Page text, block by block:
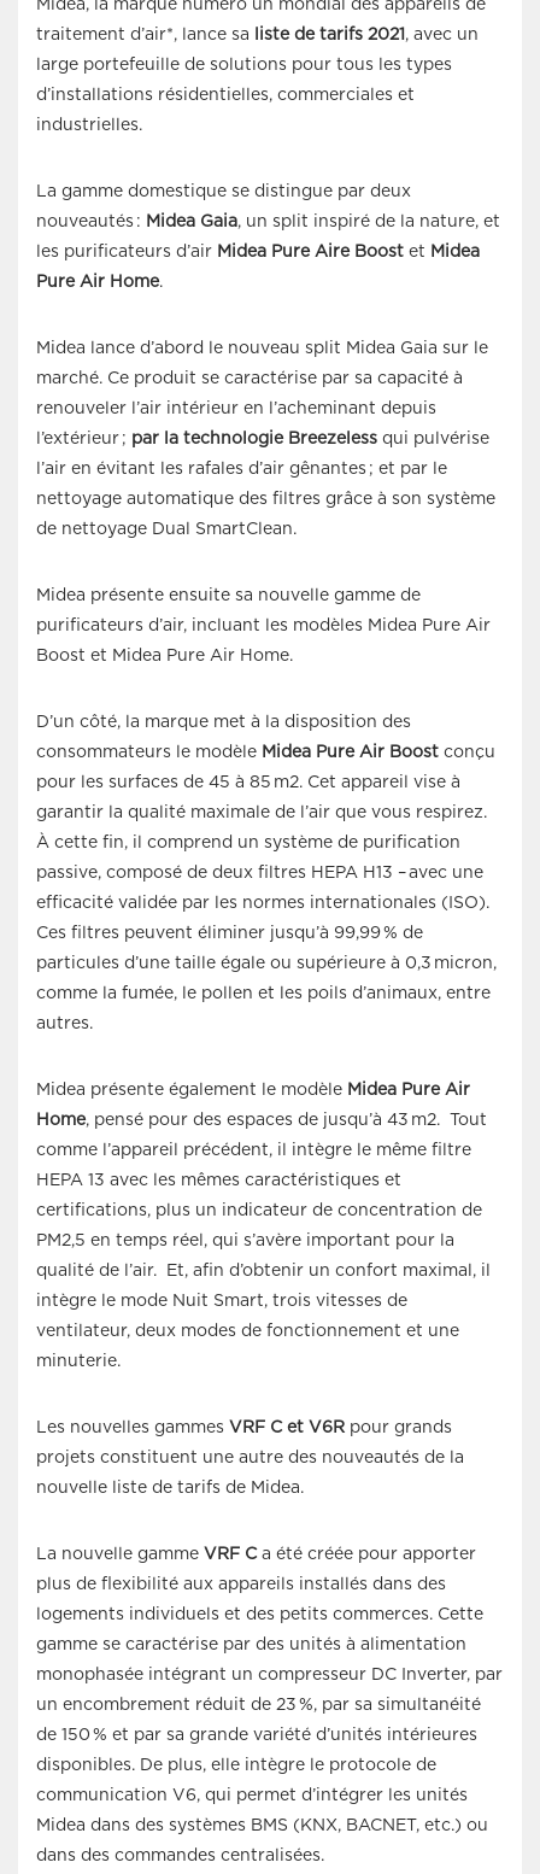
Midea, la marque numéro un mondial des appareils de
traitement d’air*, lance sa
liste de tarifs 2021 , avec un
large portefeuille de solutions pour tous les types
d’installations résidentielles, commerciales et
industrielles.
La gamme domestique se distingue par deux
nouveautés : Midea Gaia, un split inspiré de la nature, et
les purificateurs d’air Midea Pure Aire Boost et Midea
Pure Air Home.
Midea lance d’abord le nouveau split Midea Gaia sur le
marché. Ce produit se caractérise par sa capacité à
renouveler l’air intérieur en l’acheminant depuis
l’extérieur ; par la technologie Breezeless qui pulvérise
l’air en évitant les rafales d’air gênantes ; et par le
nettoyage automatique des filtres grâce à son système
de nettoyage Dual SmartClean.
Midea présente ensuite sa nouvelle gamme de
purificateurs d’air, incluant les modèles Midea Pure Air
Boost et Midea Pure Air Home.
D’un côté, la marque met à la disposition des
consommateurs le modèle Midea Pure Air Boost conçu
pour les surfaces de 45 à 85 m2. Cet appareil vise à
garantir la qualité maximale de l’air que vous respirez.
À cette fin, il comprend un système de purification
passive, composé de deux filtres HEPA H13 – avec une
efficacité validée par les normes internationales (ISO).
Ces filtres peuvent éliminer jusqu’à 99,99 % de
particules d’une taille égale ou supérieure à 0,3 micron,
comme la fumée, le pollen et les poils d’animaux, entre
autres.
Midea présente également le modèle Midea Pure Air
Home, pensé pour des espaces de jusqu’à 43 m2. Tout
comme l’appareil précédent, il intègre le même filtre
HEPA 13 avec les mêmes caractéristiques et
certifications, plus un indicateur de concentration de
PM2,5 en temps réel, qui s’avère important pour la
qualité de l’air. Et, afin d’obtenir un confort maximal, il
intègre le mode Nuit Smart, trois vitesses de
ventilateur, deux modes de fonctionnement et une
minuterie.
Les nouvelles gammes VRF C et V6R pour grands
projets constituent une autre des nouveautés de la
nouvelle liste de tarifs de Midea.
La nouvelle gamme VRF Ca été créée pour apporter
plus de flexibilité aux appareils installés dans des
logements individuels et des petits commerces. Cette
gamme se caractérise par des unités à alimentation
monophasée intégrant un compresseur DC Inverter, par
un encombrement réduit de 23 %, par sa simultanéité
de 150 % et par sa grande variété d’unités intérieures
disponibles. De plus, elle intègre le protocole de
communication V6, qui permet d’intégrer les unités
Midea dans des systèmes BMS (KNX, BACNET, etc.) ou
dans des commandes centralisées.